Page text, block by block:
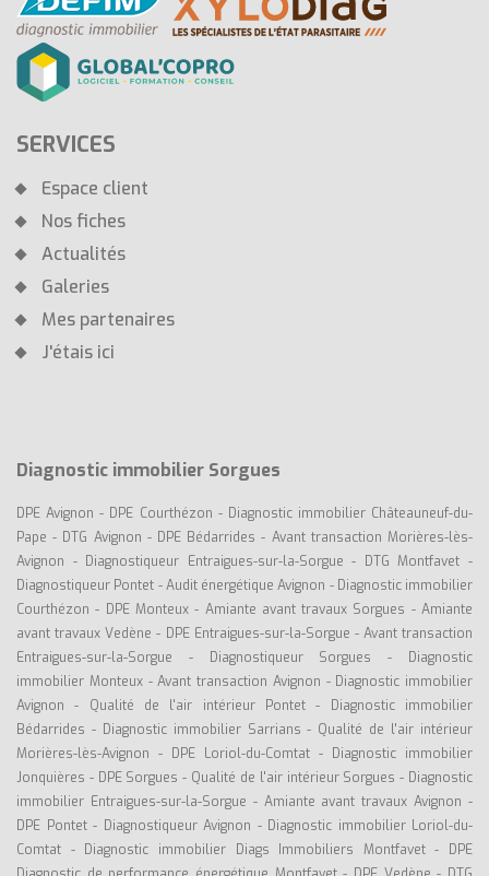
SERVICES
Espace client
Nos fiches
Actualités
Galeries
Mes partenaires
J'étais ici
Diagnostic immobilier Sorgues
DPE Avignon - DPE Courthézon - Diagnostic immobilier Châteauneuf-du-
Pape - DTG Avignon - DPE Bédarrides- Avant transaction Morières-lès-
Avignon - Diagnostiqueur Entraigues-sur-la-Sorgue - DTG Montfavet -
Diagnostiqueur Pontet -Audit énergétique Avignon - Diagnostic immobilier
Courthézon- DPE Monteux- Amiante avant travaux Sorgues -Amiante
avant travaux Vedène- DPE Entraigues-sur-la-Sorgue - Avant transaction
Entraigues-sur-la-Sorgue - Diagnostiqueur Sorgues -
Diagnostic
immobilier Monteux-Avant transaction Avignon - Diagnostic immobilier
Avignon - Qualité de l'air intérieur Pontet -
Diagnostic immobilier
Bédarrides - Diagnostic immobilier Sarrians - Qualité de l'air intérieur
Morières-lès-Avignon - DPE Loriol-du-Comtat -
Diagnostic immobilier
Jonquières - DPE Sorgues - Qualité de l'air intérieur Sorgues - Diagnostic
immobilier Entraigues-sur-la-Sorgue - Amiante avant travaux Avignon -
DPE Pontet- Diagnostiqueur Avignon - Diagnostic immobilier Loriol-du-
Comtat - Diagnostic immobilier Diags Immobiliers Montfavet-
DPE